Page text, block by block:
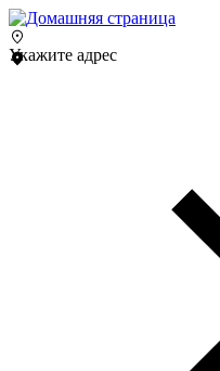
Укажите адрес